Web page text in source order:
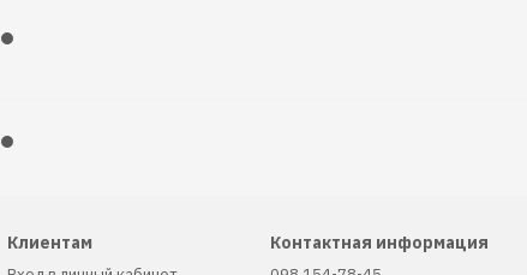
Клиентам Контактная информация